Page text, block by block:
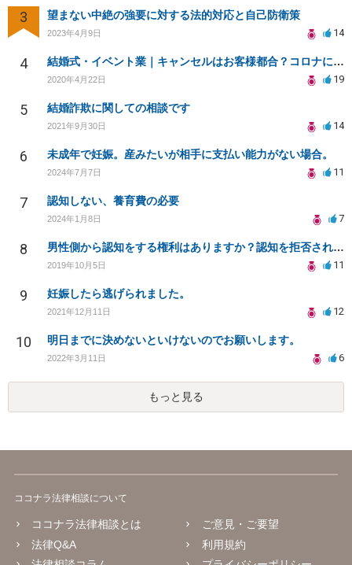
3 望まない中絶の強要に対する法的対応と自己防衛策
2023年4月9日 14
4 結婚式・イベント業｜キャンセルはお客様都合？コロナによる結婚式キャンセルのトラブル対処（編集部投稿）
2020年4月22日 19
5 結婚詐欺に関しての相談です
2021年9月30日 14
6 未成年で妊娠。産みたいが相手に支払い能力がない場合。
2024年7月7日 11
7 認知しない、養育費の必要
2024年1月8日 7
8 男性側から認知をする権利はありますか？認知を拒否され父親になる権利を奪われたら法律問題になりますか？
2019年10月5日 11
9 妊娠したら逃げられました。
2021年12月11日 12
10 明日までに決めないといけないのでお願いします。
2022年3月11日 6
もっと見る
ココナラ法律相談について
ココナラ法律相談とは
法律Q&A
ご意見・ご要望
利用規約